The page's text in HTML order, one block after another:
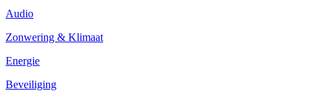
Audio
Zonwering & Klimaat
Energie
Beveiliging